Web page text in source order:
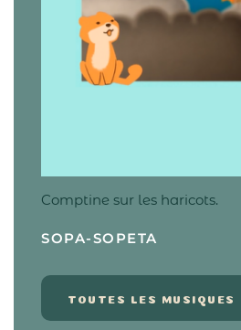
Comptine sur les haricots.
SOPA-SOPETA
TOUTES LES MUSIQUES